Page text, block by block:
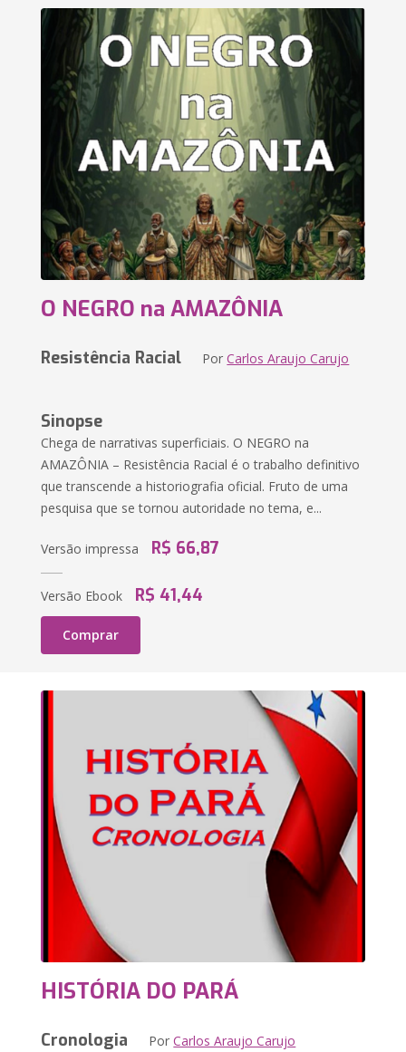
O NEGRO na AMAZÔNIA
Resistência Racial PorCarlos Araujo Carujo
Sinopse
Chega de narrativas superficiais. O NEGRO na
AMAZÔNIA – Resistência Racial é o trabalho definitivo
que transcende a historiografia oficial. Fruto de uma
pesquisa que se tornou autoridade no tema, e...
Versão impressa R$ 66,87
Versão Ebook R$ 41,44
Comprar
HISTÓRIA DO PARÁ
Cronologia PorCarlos Araujo Carujo